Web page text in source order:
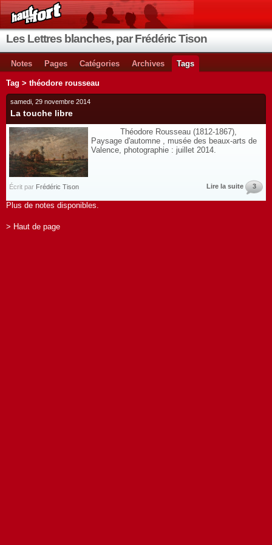
Les Lettres blanches, par Frédéric Tison
Notes Pages Catégories Archives Tags
Tag > théodore rousseau
samedi, 29 novembre 2014
La touche libre
Théodore Rousseau (1812-1867),
Paysage d'automne , musée des beaux-arts de
Valence, photographie : juillet 2014.
Écrit par Frédéric Tison Lire la suite 3
Plus de notes disponibles.
> Haut de page